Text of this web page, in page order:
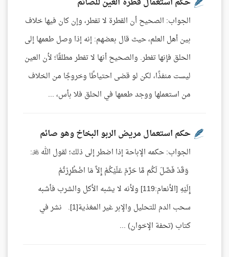
الجواب: الصحيح أن القطرة لا تفطر، وإن كان فيها خلاف
بين أهل العلم، حيث قال بعضهم: إنه إذا وصل طعمها إلى
الحلق فإنها تفطر. والصحيح أنها لا تفطر مطلقًا؛ لأن العين
ليست منفذًا، لكن لو قضى احتياطًا وخروجًا من الخلاف
من استعملها ووجد طعمها في الحلق فلا بأس، ...
حكم استعمال مريض الربو البخاخ وهو صائم
الجواب: حكمه الإباحة إذا اضطر إلى ذلك؛ لقول الله :
وَقَدْ فَصَّلَ لَكُم مَّا حَرَّمَ عَلَيْكُمْ إِلاَّ مَا اضْطُرِرْتُمْ
إِلَيْهِ [الأنعام:119] ولأنه لا يشبه الأكل والشرب فأشبه
سحب الدم للتحليل والإبر غير المغذية[1]. نشر في
كتاب (تحفة الإخوان) ...